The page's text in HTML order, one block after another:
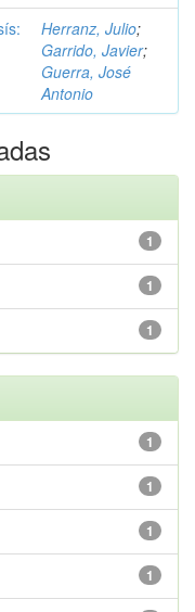
Herranz, Julio;
Garrido, Javier;
Guerra, José
Antonio
1
1
1
1
1
1
1